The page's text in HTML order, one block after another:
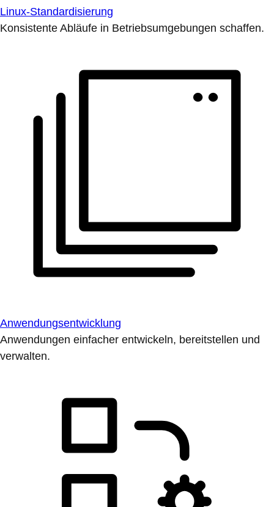
Linux-Standardisierung
Konsistente Abläufe in Betriebsumgebungen schaffen.
Anwendungsentwicklung
Anwendungen einfacher entwickeln, bereitstellen und
verwalten.